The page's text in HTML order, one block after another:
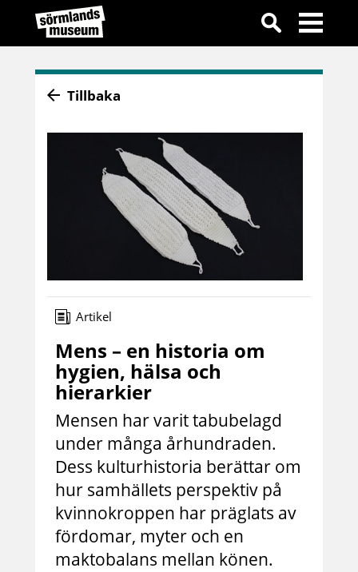
Tillbaka
Artikel
Mens – en historia om
hygien, hälsa och
hierarkier
Mensen har varit tabubelagd
under många århundraden.
Dess kulturhistoria berättar om
hur samhällets perspektiv på
kvinnokroppen har präglats av
fördomar, myter och en
maktobalans mellan könen.